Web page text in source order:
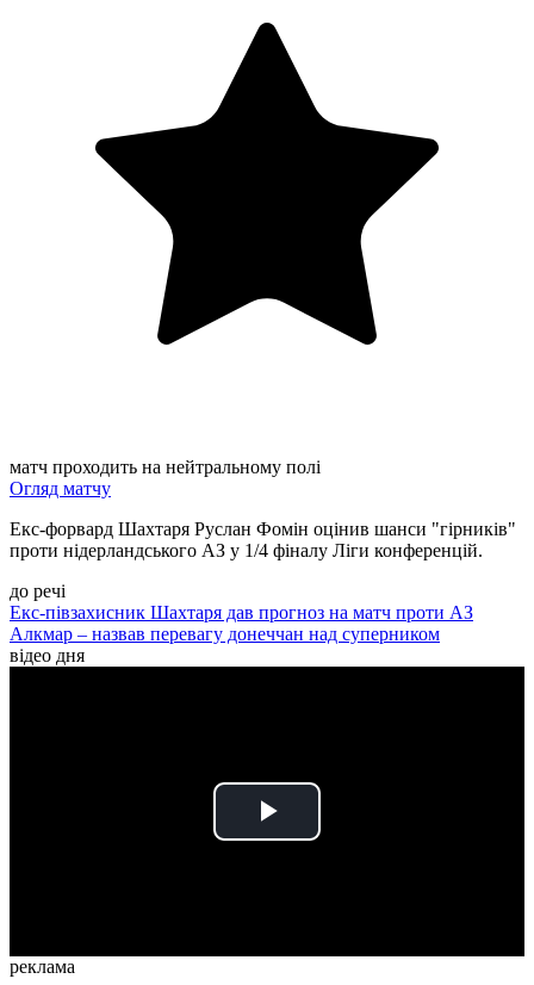
матч проходить на нейтральному полі
Огляд матчу
Екс-форвард Шахтаря Руслан Фомін оцінив шанси "гірників"
проти нідерландського АЗ у 1/4 фіналу Ліги конференцій.
до речі
Екс-півзахисник Шахтаря дав прогноз на матч проти АЗ
Алкмар – назвав перевагу донеччан над суперником
відео дня
Play
реклама